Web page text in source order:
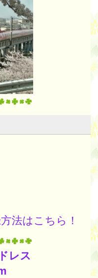
法はこちら！
レス